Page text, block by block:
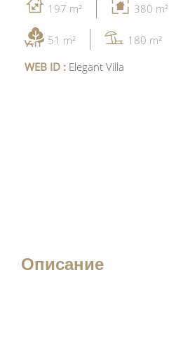
197 m² 380 m²
51 m²
180 m²
WEB ID : Elegant Villa
Описание